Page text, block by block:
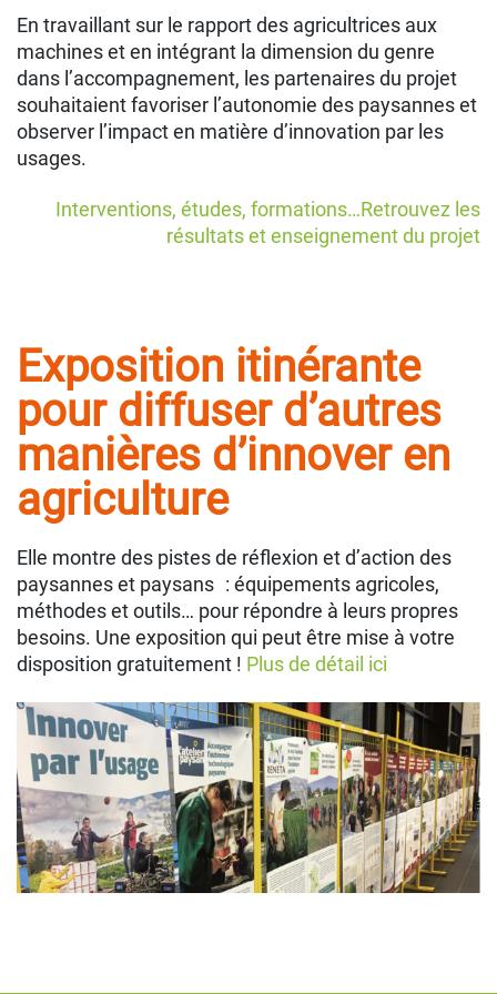
En travaillant sur le rapport des agricultrices aux
machines et en intégrant la dimension du genre
dans l’accompagnement, les partenaires du projet
souhaitaient favoriser l’autonomie des paysannes et
observer l’impact en matière d’innovation par les
usages.
Interventions, études, formations…Retrouvez les
résultats et enseignement du projet
Exposition itinérante
pour diffuser d’autres
manières d’innover en
agriculture
Elle montre des pistes de réflexion et d’action des
paysannes et paysans : équipements agricoles,
méthodes et outils… pour répondre à leurs propres
besoins. Une exposition qui peut être mise à votre
disposition gratuitement ! Plus de détail ici